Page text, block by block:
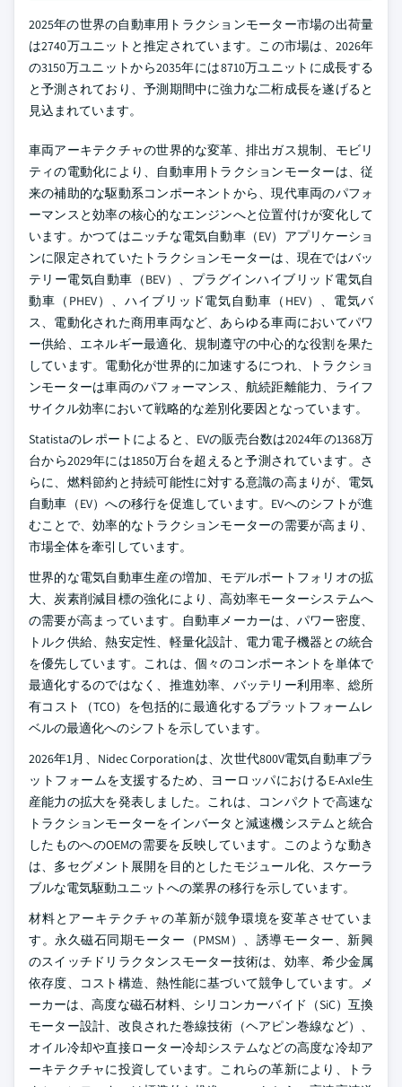
2025年の世界の自動車用トラクションモーター市場の出荷量
は2740万ユニットと推定されています。この市場は、2026年
の3150万ユニットから2035年には8710万ユニットに成長する
と予測されており、予測期間中に強力な二桁成長を遂げると
見込まれています。
車両アーキテクチャの世界的な変革、排出ガス規制、モビリ
ティの電動化により、自動車用トラクションモーターは、従
来の補助的な駆動系コンポーネントから、現代車両のパフォ
ーマンスと効率の核心的なエンジンへと位置付けが変化して
います。かつてはニッチな電気自動車（EV）アプリケーショ
ンに限定されていたトラクションモーターは、現在ではバッ
テリー電気自動車（BEV）、プラグインハイブリッド電気自
動車（PHEV）、ハイブリッド電気自動車（HEV）、電気バ
ス、電動化された商用車両など、あらゆる車両においてパワ
ー供給、エネルギー最適化、規制遵守の中心的な役割を果た
しています。電動化が世界的に加速するにつれ、トラクショ
ンモーターは車両のパフォーマンス、航続距離能力、ライフ
サイクル効率において戦略的な差別化要因となっています。
Statistaのレポートによると、EVの販売台数は2024年の1368万
台から2029年には1850万台を超えると予測されています。さ
らに、燃料節約と持続可能性に対する意識の高まりが、電気
自動車（EV）への移行を促進しています。EVへのシフトが進
むことで、効率的なトラクションモーターの需要が高まり、
市場全体を牽引しています。
世界的な電気自動車生産の増加、モデルポートフォリオの拡
大、炭素削減目標の強化により、高効率モーターシステムへ
の需要が高まっています。自動車メーカーは、パワー密度、
トルク供給、熱安定性、軽量化設計、電力電子機器との統合
を優先しています。これは、個々のコンポーネントを単体で
最適化するのではなく、推進効率、バッテリー利用率、総所
有コスト（TCO）を包括的に最適化するプラットフォームレ
ベルの最適化へのシフトを示しています。
2026年1月、Nidec Corporationは、次世代800V電気自動車プラ
ットフォームを支援するため、ヨーロッパにおけるE-Axle生
産能力の拡大を発表しました。これは、コンパクトで高速な
トラクションモーターをインバータと減速機システムと統合
したものへのOEMの需要を反映しています。このような動き
は、多セグメント展開を目的としたモジュール化、スケーラ
ブルな電気駆動ユニットへの業界の移行を示しています。
材料とアーキテクチャの革新が競争環境を変革させていま
す。永久磁石同期モーター（PMSM）、誘導モーター、新興
のスイッチドリラクタンスモーター技術は、効率、希少金属
依存度、コスト構造、熱性能に基づいて競争しています。メ
ーカーは、高度な磁石材料、シリコンカーバイド（SiC）互換
モーター設計、改良された巻線技術（ヘアピン巻線など）、
オイル冷却や直接ローター冷却システムなどの高度な冷却ア
ーキテクチャに投資しています。これらの革新により、トラ